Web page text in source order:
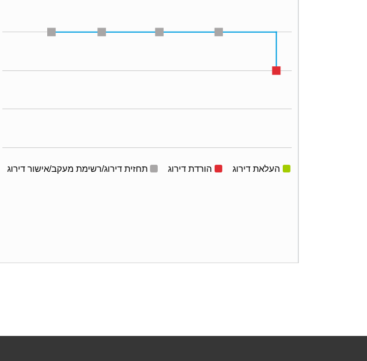
העלאת דירוג הורדת דירוג תחזית דירוג/רשימת מעקב/אישור דירוג